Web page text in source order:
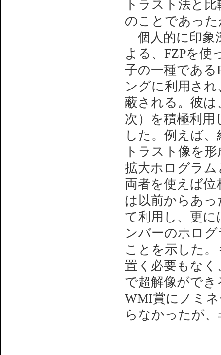
トラスト法と
のことであっ
個人的に印象
よる、FZPを使
子の一種である
ングに利用さ
蔽される。彼は
次）を積極利
した。例えば
トラスト像を
拡大ホログラ
両者を使えば
は以前からあ
て利用し、更
ンバーのホロ
ことを示した
置く必要もな
で超解像ができ
WMI賞にノミ
らなかったが